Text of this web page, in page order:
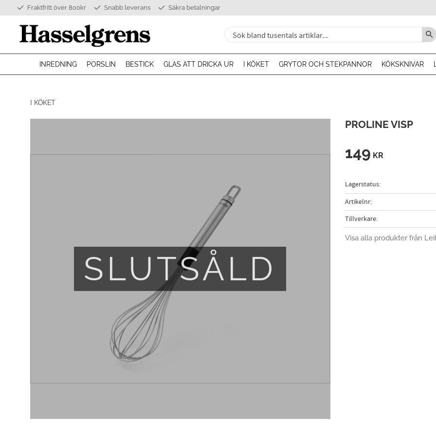
Fraktfritt över 800kr Snabb leverans Säkra betalningar
INREDNING PORSLIN BESTICK GLAS ATT DRICKA UR I KÖKET GRYTOR OCH STEKPANNOR KÖKSKNIVAR
I KÖKET
PROLINE VISP
SLUTSÅLD
149 KR
Lagerstatus
Artikelnr
Tillverkare
Visa alla produkter från